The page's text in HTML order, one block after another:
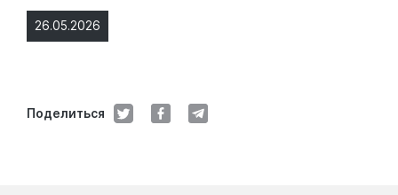
26.05.2026
Поделиться